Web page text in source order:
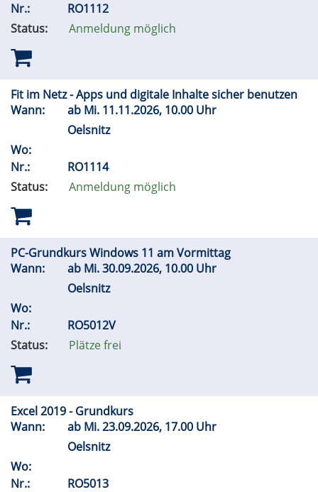
Nr.:
RO1112
Status:
Anmeldung möglich
Fit im Netz - Apps und digitale Inhalte sicher benutzen
Wann:
ab Mi. 11.11.2026, 10.00 Uhr
Oelsnitz
Wo:
Nr.:
RO1114
Status:
Anmeldung möglich
PC-Grundkurs Windows 11 am Vormittag
Wann:
ab Mi.30.09.2026, 10.00 Uhr
Oelsnitz
Wo:
Nr.:
RO5012V
Status:
Plätze frei
Excel 2019 - Grundkurs
Wann:
ab Mi.23.09.2026, 17.00 Uhr
Oelsnitz
Wo:
Nr.:
RO5013